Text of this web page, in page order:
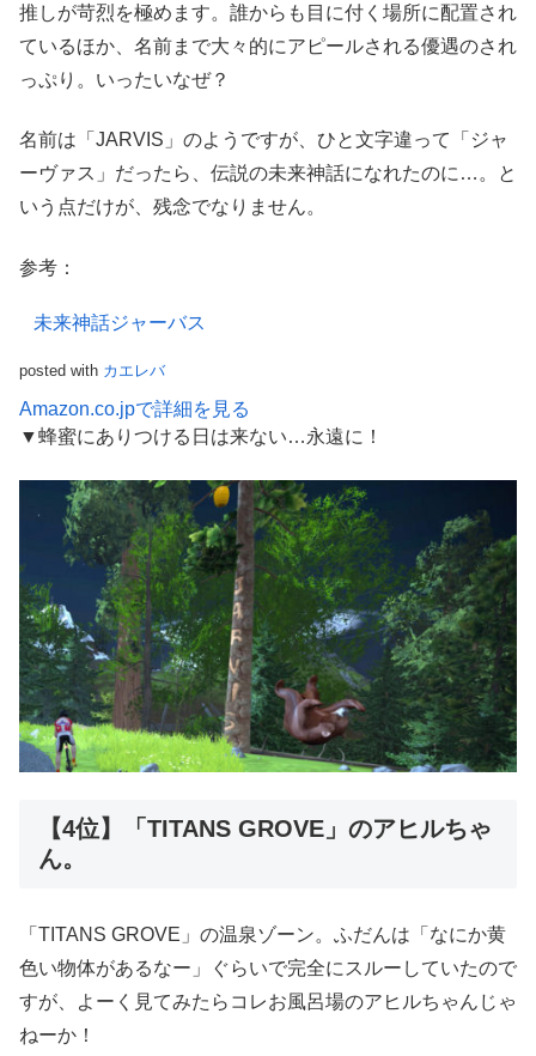
推しが苛烈を極めます。誰からも目に付く場所に配置され
ているほか、名前まで大々的にアピールされる優遇のされ
っぷり。いったいなぜ？
名前は「JARVIS」のようですが、ひと文字違って「ジャ
ーヴァス」だったら、伝説の未来神話になれたのに…。と
いう点だけが、残念でなりません。
参考：
未来神話ジャーバス
posted with カエレバ
Amazon.co.jpで詳細を見る
▼蜂蜜にありつける日は来ない…永遠に！
【4位】「TITANS GROVE」のアヒルちゃ
ん。
「TITANS GROVE」の温泉ゾーン。ふだんは「なにか黄
色い物体があるなー」ぐらいで完全にスルーしていたので
すが、よーく見てみたらコレお風呂場のアヒルちゃんじゃ
ねーか！